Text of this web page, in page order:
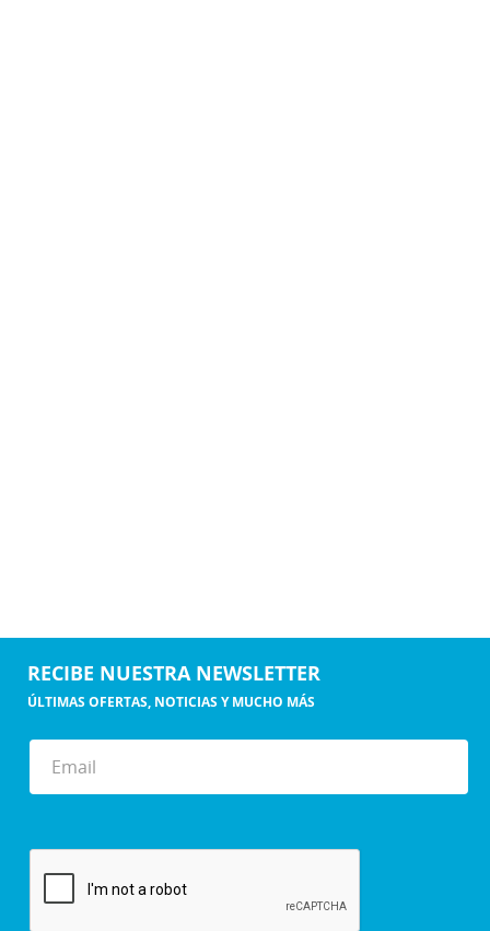
RECIBE NUESTRA NEWSLETTER
ÚLTIMAS OFERTAS, NOTICIAS Y MUCHO MÁS